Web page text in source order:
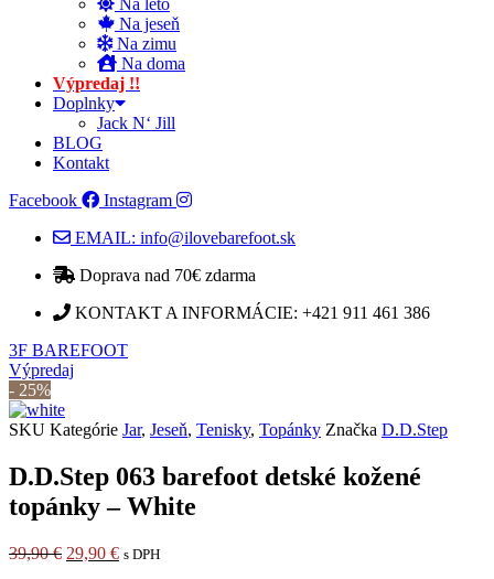
Na leto
Na jeseň
Na zimu
Na doma
Výpredaj !!
Doplnky
Jack N‘ Jill
BLOG
Kontakt
Facebook
Instagram
EMAIL: info@ilovebarefoot.sk
Doprava nad 70€ zdarma​
KONTAKT A INFORMÁCIE: +421 911 461 386
3F BAREFOOT
Výpredaj
- 25%
SKU Kategórie Jar, Jeseň, Tenisky, Topánky Značka D.D.Step
D.D.Step 063 barefoot detské kožené
topánky – White
39,90€ Pôvodná
29,90 €Aktuálna
s DPH